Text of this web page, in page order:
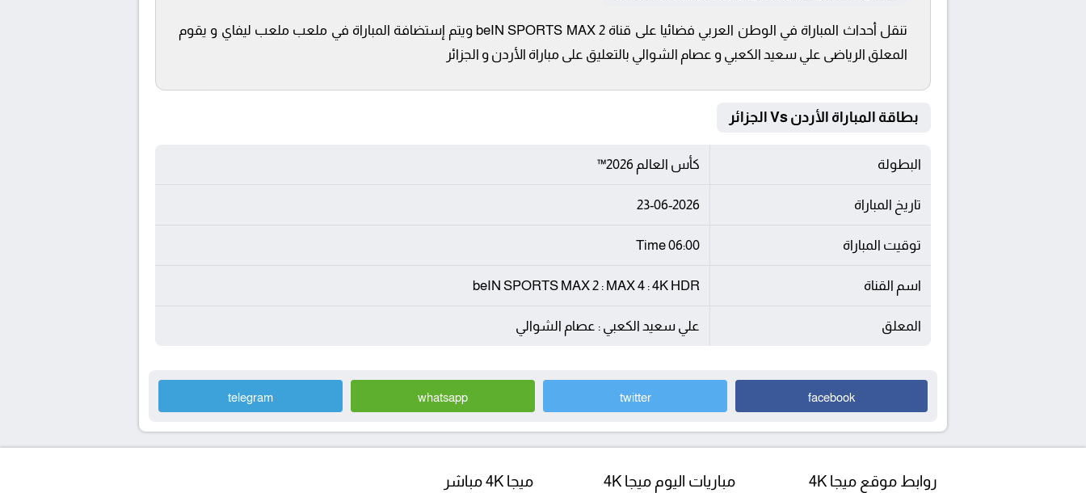
تنقل أحداث المباراة في الوطن العربي فضائيا على قناة beIN SPORTS MAX 2 ويتم إستضافة المباراة في ملعب ملعب ليفاي و يقوم
المعلق الرياضى علي سعيد الكعبي و عصام الشوالي بالتعليق على مباراة الأردن و الجزائر
بطاقة المباراة الأردن Vs الجزائر
البطولة كأس العالم 2026™
تاريخ المباراة 23-06-2026
توقيت المباراة 06:00 Time
اسم القناة beIN SPORTS MAX 2 : MAX 4 : 4K HDR
المعلق علي سعيد الكعبي : عصام الشوالي
facebook
twitter
whatsapp
telegram
روابط موقع ميجا 4K مباريات اليوم ميجا 4K ميجا 4K مباشر